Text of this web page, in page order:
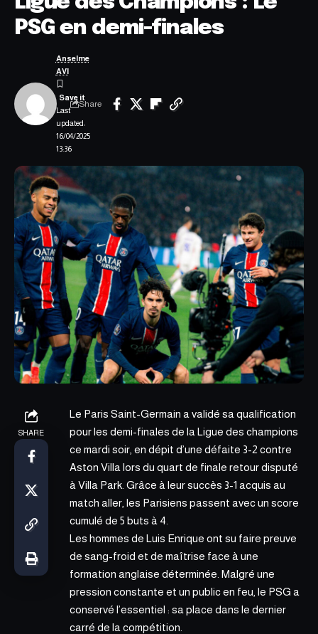
PSG en demi-finales
Last
updated:
16/04/2025
13:36
Anselme
AVI
Share
SHARE
Le Paris Saint-Germain a validé sa qualification
pour les demi-finales de la Ligue des champions
ce mardi soir, en dépit d’une défaite 3-2 contre
Aston Villa lors du quart de finale retour disputé
à Villa Park. Grâce à leur succès 3-1 acquis au
match aller, les Parisiens passent avec un score
cumulé de 5 buts à 4.
Les hommes de Luis Enrique ont su faire preuve
de sang-froid et de maîtrise face à une
formation anglaise déterminée. Malgré une
pression constante et un public en feu, le PSG a
conservé l’essentiel : sa place dans le dernier
carré de la compétition.